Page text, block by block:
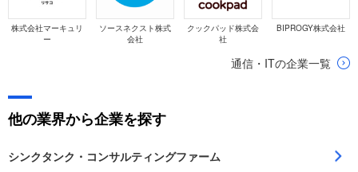
株式会社マーキュリ
ー
ソースネクスト株式
会社
クックパッド株式会
社
BIPROGY株式会社
通信・ITの企業一覧
他の業界から企業を探す
シンクタンク・コンサルティングファーム